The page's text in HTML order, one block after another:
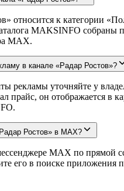
относится к категории
MAKSINFO собраны
MAX.
в канале «Радар Ростов»?
рекламы уточняйте у
прайс, он отображается в
Ростов» в MAX?
MAX по прямой
его в поиске приложения